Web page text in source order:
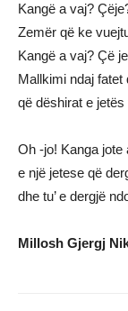
Kangë a vaj?
Zemër që ke
Kangë a vaj? Çë
Mallkimi ndaj fatet
që dëshirat e jetës
Oh -jo! Kanga
e një jetese që
dhe tu’ e dergjë
Millosh Gjergj